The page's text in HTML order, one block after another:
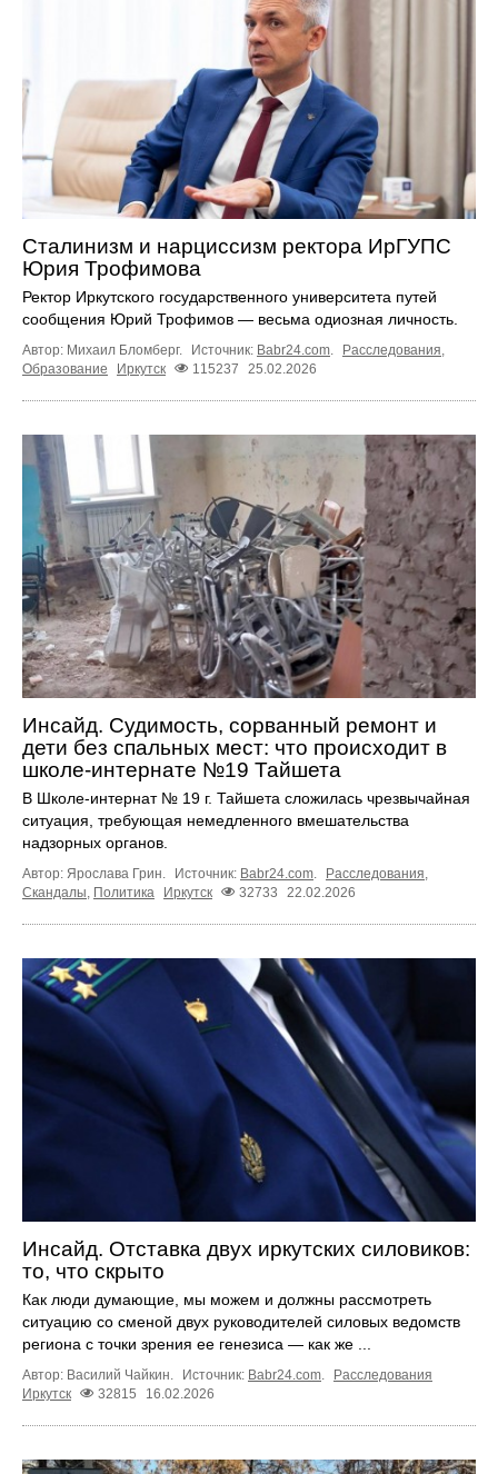
Сталинизм и нарциссизм ректора ИрГУПС
Юрия Трофимова
Ректор Иркутского государственного университета путей
сообщения Юрий Трофимов — весьма одиозная личность.
Автор: Михаил Бломберг. Источник: Babr24.com. Расследования,
Образование
Иркутск 115237 25.02.2026
Инсайд. Судимость, сорванный ремонт и
дети без спальных мест: что происходит в
школе-интернате №19 Тайшета
В Школе-интернат № 19 г. Тайшета сложилась чрезвычайная
ситуация, требующая немедленного вмешательства
надзорных органов.
Автор: Ярослава Грин. Источник: Babr24.com. Расследования,
Скандалы, Политика Иркутск 32733 22.02.2026
Инсайд. Отставка двух иркутских силовиков:
то, что скрыто
Как люди думающие, мы можем и должны рассмотреть
ситуацию со сменой двух руководителей силовых ведомств
региона с точки зрения ее генезиса — как же ...
Автор: Василий Чайкин. Источник: Babr24.com
Расследования
Иркутск
32815 16.02.2026